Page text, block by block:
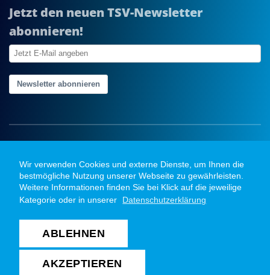
Wir verwenden Cookies und externe Dienste, um Ihnen die
bestmögliche Nutzung unserer Webseite zu gewährleisten.
Weitere Informationen finden Sie bei Klick auf die jeweilige
Kategorie oder in unserer
Datenschutzerklärung
ABLEHNEN
AKZEPTIEREN
Jetzt den neuen TSV-Newsletter
abonnieren!
Newsletter abonnieren
Copyright @ 2026 TSV Bayer Dormagen Handball
GmbH. Alle Rechte vorbehalten